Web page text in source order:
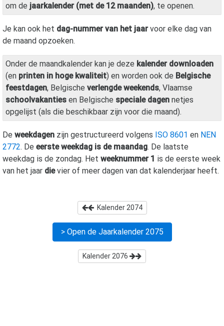
om de jaarkalender (met de 12 maanden), te openen.
Je kan ook het dag-nummer van het jaarvoor elke dag van
de maand opzoeken.
Onder de maandkalender kan je deze kalender downloaden
(en printen in hoge kwaliteit) en worden ook de Belgische
feestdagen, Belgische verlengde weekends, Vlaamse
schoolvakanties en Belgische speciale dagen netjes
opgelijst (als die beschikbaar zijn voor die maand).
De weekdagen zijn gestructureerd volgens ISO 8601 en NEN
2772. De eerste weekdag is de maandag. De laatste
weekdag is de zondag. Het weeknummer 1 is de eerste week
van het jaar dievier of meer dagen van dat kalenderjaar heeft.
Kalender 2074
> Open de Jaarkalender 2075
Kalender 2076